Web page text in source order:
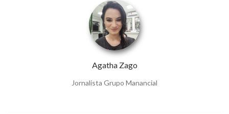
Agatha Zago
Jornalista Grupo Manancial